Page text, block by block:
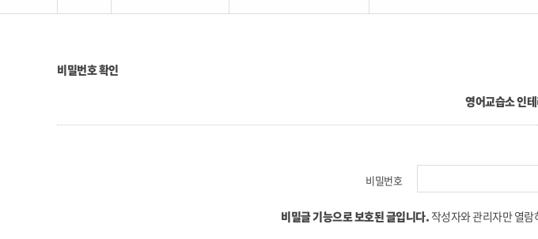
비밀번호 확인
영어교습소 인
비밀번호
비밀글 기능으로 보호된 글입니다. 작성자와 관리자만 열